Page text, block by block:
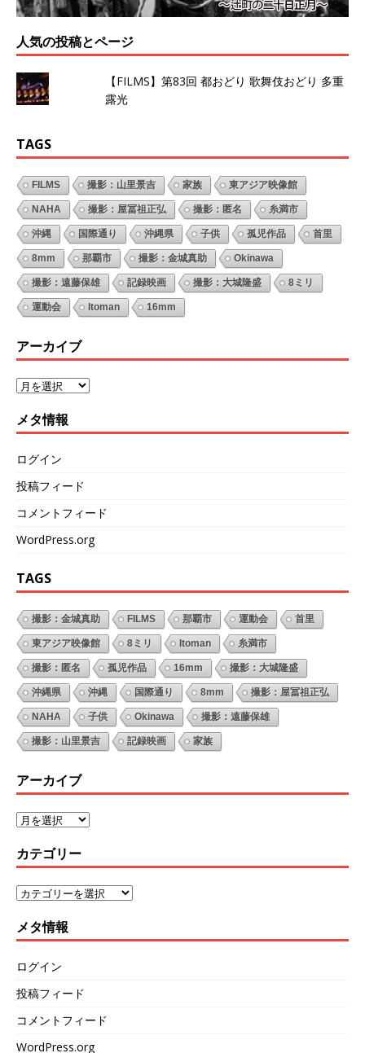
人気の投稿とページ
【FILMS】第83回 都おどり 歌舞伎おどり 多重
露光
TAGS
FILMS 撮影：山里景吉 家族 東アジア映像館
NAHA 撮影：屋冨祖正弘 撮影：匿名 糸満市
沖縄 国際通り 沖縄県 子供 孤児作品 首里
8mm 那覇市 撮影：金城真助 Okinawa
撮影：遠藤保雄 記録映画 撮影：大城隆盛 8ミリ
運動会 Itoman 16mm
アーカイブ
メタ情報
ログイン
投稿フィード
コメントフィード
WordPress.org
TAGS
撮影：金城真助 FILMS 那覇市 運動会 首里
東アジア映像館 8ミリ Itoman 糸満市
撮影：匿名 孤児作品 16mm 撮影：大城隆盛
沖縄県 沖縄 国際通り 8mm 撮影：屋冨祖正弘
NAHA 子供 Okinawa 撮影：遠藤保雄
撮影：山里景吉 記録映画 家族
アーカイブ
カテゴリー
メタ情報
ログイン
投稿フィード
コメントフィード
WordPress.org